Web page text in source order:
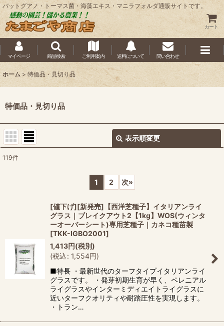
バットグアノ・トーマス菌・海藻エキス・マニラフォルダ通販サイトです。
カート
マイページ 商品検索 ご利用案内 送料について 問い合わせ
ホーム > 特価品・見切り品
特価品・見切り品
表示順変更
絞り込む
119件
1 2 次»
[値下げ][新発売]【西洋芝種子】イタリアンライ
グラス｜ブレイクアウト2【1kg】WOS(ウィンタ
ーオーバーシート)専用芝種子｜カネコ種苗製
[TKK-IGBO2001]
1,413円(税別)
(税込: 1,554円)
■特長 ・最新世代のターフタイプイタリアンライ
グラスです。 ・発芽初期生育が早く、ペレニアル
ライグラスやインターミディエイトライグラスに
近いターフクオリティや耐踏圧性を実現します。
・トラン…